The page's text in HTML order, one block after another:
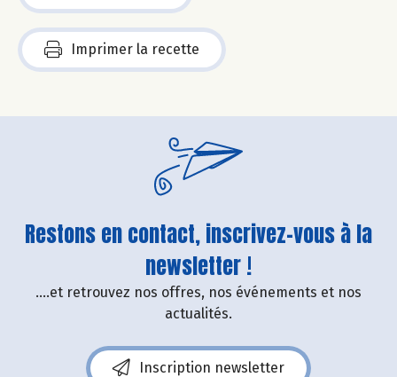
Imprimer la recette
Restons en contact, inscrivez-vous à la
newsletter !
....et retrouvez nos offres, nos événements et nos
actualités.
Inscription newsletter